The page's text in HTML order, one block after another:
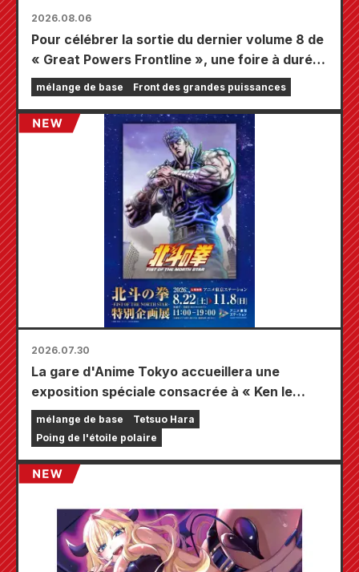
2026.08.06
Pour célébrer la sortie du dernier volume 8 de
« Great Powers Frontline », une foire à durée
limitée se tiendra dans les magasins Animate
à travers le pays à partir du 20 août, où vous
pourrez obtenir une mini-carte spécialement
dessinée (4 types au total) !
mélange de base Front des grandes puissances
2026.07.30
La gare d'Anime Tokyo accueillera une
exposition spéciale consacrée à « Ken le
Survivant » !!
mélange de base
Tetsuo Hara
Poing de l'étoile polaire